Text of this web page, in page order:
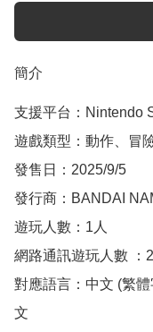
簡介
支援平台：Nintendo
遊戲類型：動作、冒
發售日：2025/9/5
發行商：BANDAI
遊玩人數：1人
網路通訊遊玩人數 ：
對應語言：中文 (繁
文